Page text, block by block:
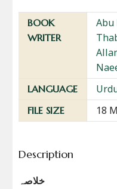
BOOK
WRITER
Abu
LANGUAGE
FILE SIZE 18
Description
خلاصہ